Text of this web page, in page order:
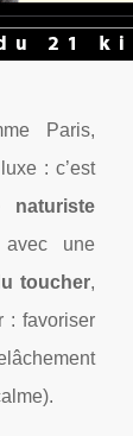
Paris,
: c’est
naturiste
avec une
toucher,
: favoriser